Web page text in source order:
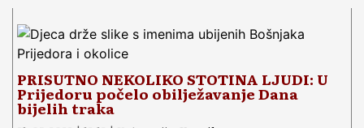
PRISUTNO NEKOLIKO STOTINA LJUDI: U
Prijedoru počelo obilježavanje Dana
bijelih traka